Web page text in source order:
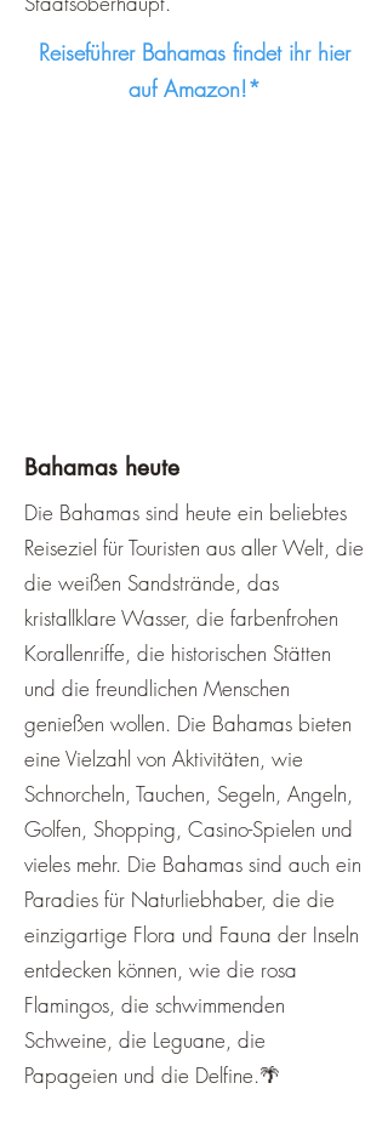
Reiseführer Bahamas findet ihr hier
auf Amazon!*
Bahamas heute
Die Bahamas sind heute ein beliebtes
Reiseziel für Touristen aus aller Welt, die
die weißen Sandstrände, das
kristallklare Wasser, die farbenfrohen
Korallenriffe, die historischen Stätten
und die freundlichen Menschen
genießen wollen. Die Bahamas bieten
eine Vielzahl von Aktivitäten, wie
Schnorcheln, Tauchen, Segeln, Angeln,
Golfen, Shopping, Casino-Spielen und
vieles mehr. Die Bahamas sind auch ein
Paradies für Naturliebhaber, die die
einzigartige Flora und Fauna der Inseln
entdecken können, wie die rosa
Flamingos, die schwimmenden
Schweine, die Leguane, die
Papageien und die Delfine.🌴